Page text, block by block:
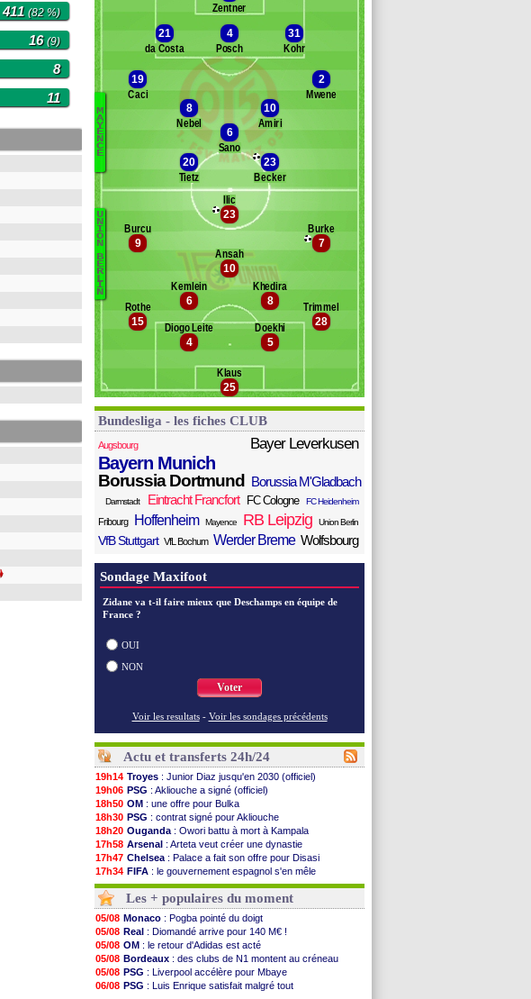
411 (82 %)
16(9)
8
11 Banc des remplaçantsMayence
Potulski
Weiper
Kawasaki
Sieb
Maloney
Widmer
M
A
Y
E
N
C
E
Banc des remplaçantsUnion Berlin
Querfeld
Jeong Woo-Yeong
Schäfer
Skarke
U
N
I
O
N
B
E
R
L
I
N
Zentner
21
da Costa
4
Posch
31
Kohr
19
Caci
2
Mwene
8
Nebel
10
Amiri
6
Sano
20
Tietz
23
Becker
25
Klaus
5
Doekhi
4
Diogo Leite 28
Trimmel
15
Rothe 8
Khedira
6
Kemlein
10
Ansah
7
Burke
9
Burcu
23
Ilic
Bundesliga - les fiches CLUB
Augsbourg Bayer Leverkusen
Bayern Munich
Borussia Dortmund Borussia M'Gladbach
Darmstadt Eintracht Francfort FC Cologne FC Heidenheim
Fribourg Hoffenheim Mayence RB Leipzig Union Berlin
VfB Stuttgart VfL Bochum Werder Breme Wolfsbourg
Sondage Maxifoot
Zidane va t-il faire mieux que Deschamps en équipe de
France ?
OUI
NON
Voter
Voir les resultats - Voir les sondages précédents
Actu et transferts 24h/24
19h14 Troyes : Junior Diaz jusqu'en 2030 (officiel)
19h06 PSG : Akliouche a signé (officiel)
18h50 OM : une offre pour Bulka
18h30 PSG : contrat signé pour Akliouche
18h20 Ouganda : Owori battu à mort à Kampala
17h58 Arsenal : Arteta veut créer une dynastie
17h47 Chelsea : Palace a fait son offre pour Disasi
17h34 FIFA : le gouvernement espagnol s'en mêle
17h22 PSG: l'étonnante rumeur Gusto
17h10
Bologne: Dallinga est sur le marché
16h59 OM: accord trouvé avec Man City pour Rulli
16h53
OM: Medina vers Leverkusen pour 25 M€
16h45
Uruguay: Forlan nommé sélectionneur (officiel)
16h34
Séville : Juanlu signe à Bournemouth (officiel)
16h21
PSG: Ndjantou heureux d'avoir rejoué
16h04
Real : Diomandé pour 140 M€ ! (officiel)
15h50
Man City : Rodri préfère le Barça au Real !
Les + populaires du moment
05/08 Monaco : Pogba pointé du doigt
05/08 Real : Diomandé arrive pour 140 M€ !
05/08 OM : le retour d'Adidas est acté
05/08 Bordeaux : des clubs de N1 montent au créneau
05/08 PSG : Liverpool accélère pour Mbaye
06/08 PSG : Luis Enrique satisfait malgré tout